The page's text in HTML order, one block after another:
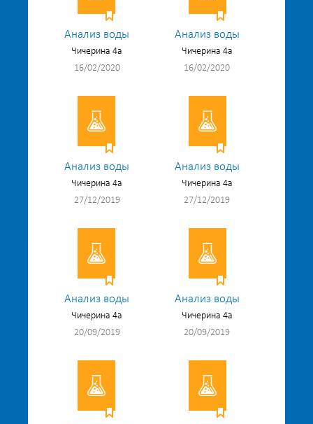
Анализ воды
Чичерина 4а
16/02/2020
Анализ воды
Чичерина 4а
16/02/2020
Анализ воды
Чичерина 4а
27/12/2019
Анализ воды
Чичерина 4а
27/12/2019
Анализ воды
Чичерина 4а
20/09/2019
Анализ воды
Чичерина 4а
20/09/2019